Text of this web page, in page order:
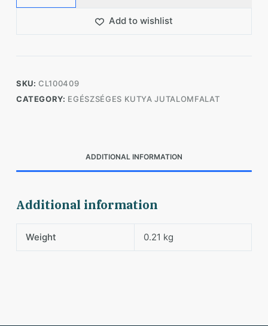
quantity
Add to wishlist
SKU:CL100409
CATEGORY: EGÉSZSÉGES KUTYA JUTALOMFALAT
ADDITIONAL INFORMATION
Additional information
Weight 0.21 kg